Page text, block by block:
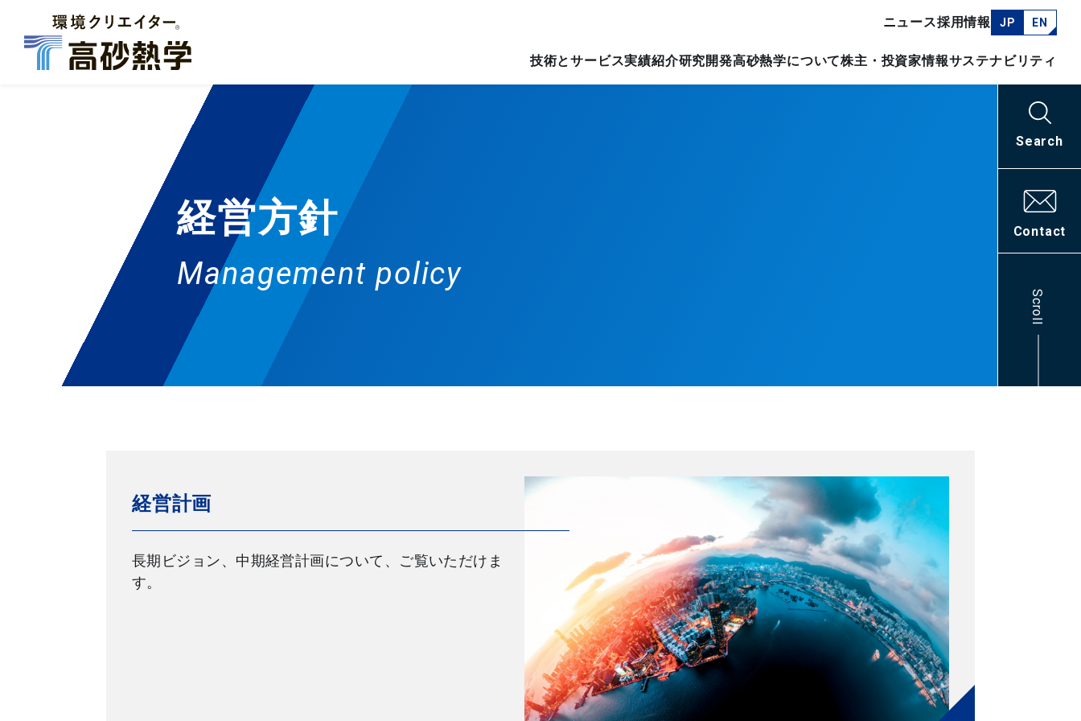
ニュース採用情報 JP EN
技術とサービス実績紹介研究開発高砂熱学について株主・投資家情報サステナビリティ
Search
Contact
Scroll
経営方針
Management policy
経営計画
長期ビジョン、中期経営計画について、ご覧いただけま
す。